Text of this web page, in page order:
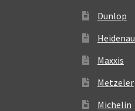
Dunlop
Heidenau
Maxxis
Metzeler
Michelin